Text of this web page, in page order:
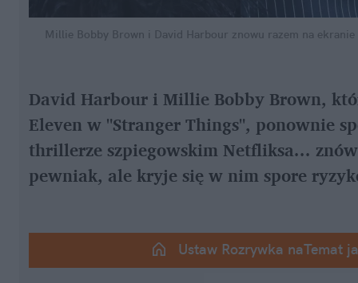
Millie Bobby Brown i David Harbour znowu razem na ekranie
David Harbour i Millie Bobby Brown,
Eleven w "Stranger Things", ponownie
thrillerze szpiegowskim Netfliksa...
pewniak, ale kryje się w nim spore
Ustaw Rozrywka naTemat